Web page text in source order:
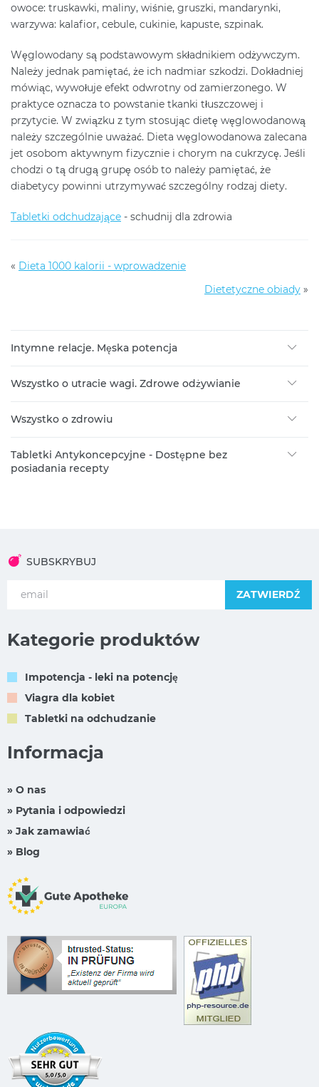
owoce: truskawki, maliny, wiśnie, gruszki, mandarynki,
warzywa: kalafior, cebule, cukinie, kapuste, szpinak.
Węglowodany są podstawowym składnikiem odżywczym.
Należy jednak pamiętać, że ich nadmiar szkodzi. Dokładniej
mówiąc, wywołuje efekt odwrotny od zamierzonego. W
praktyce oznacza to powstanie tkanki tłuszczowej i
przytycie. W związku z tym stosując dietę węglowodanową
należy szczególnie uważać. Dieta węglowodanowa zalecana
jet osobom aktywnym fizycznie i chorym na cukrzycę. Jeśli
chodzi o tą drugą grupę osób to należy pamiętać, że
diabetycy powinni utrzymywać szczególny rodzaj diety.
Tabletki odchudzające - schudnij dla zdrowia
« Dieta 1000 kalorii - wprowadzenie
Dietetyczne obiady »
Intymne relacje. Męska potencja
Wszystko o utracie wagi. Zdrowe odżywianie
Wszystko o zdrowiu
Tabletki Antykoncepcyjne - Dostępne bez
posiadania recepty
SUBSKRYBUJ
ZATWIERDŹ
Kategorie produktów
Impotencja - leki na potencję
Viagra dla kobiet
Tabletki na odchudzanie
Informacja
» O nas
» Pytania i odpowiedzi
» Jak zamawiać
» Blog